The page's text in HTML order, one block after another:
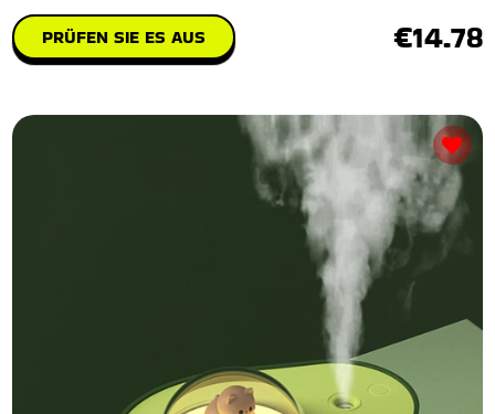
PRÜFEN SIE ES AUS €14.78